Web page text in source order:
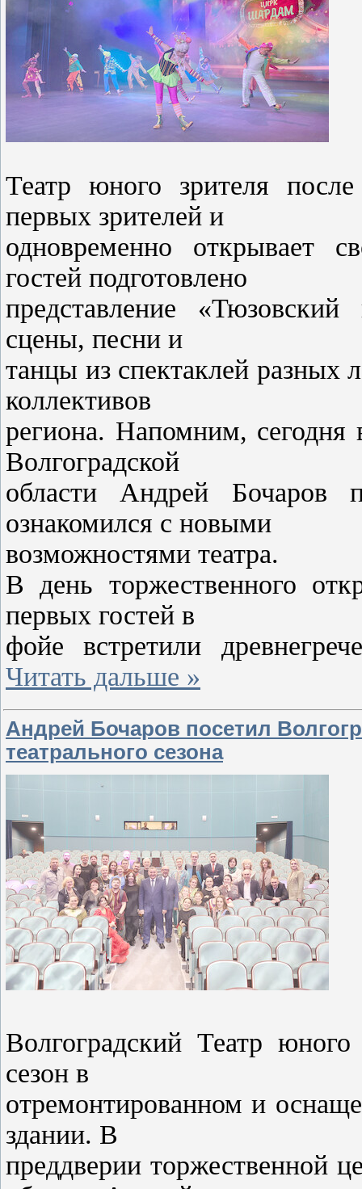
Театр юного зрителя
первых зрителей и
одновременно открывает
гостей подготовлено
представление
сцены, песни и
танцы из спектаклей разных
коллективов
региона. Напомним, сегодня
Волгоградской
области Андрей Бочаров
ознакомился с новыми
возможностями театра.
В день торжественного
первых гостей в
фойе встретили
Читать дальше »
Андрей Бочаров посетил
театрального сезона
Волгоградский Театр
сезон в
отремонтированном и
здании. В
преддверии торжественной